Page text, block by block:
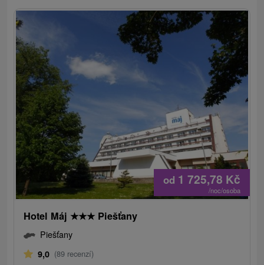
od 1 725,78 Kč
/noc/osoba
Hotel Máj ★★★ Piešťany
Piešťany
9,0 (89 recenzí)